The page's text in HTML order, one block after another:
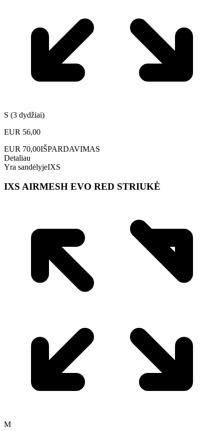
S (3 dydžiai)
EUR 56,00
EUR 70,00IŠPARDAVIMAS
Detaliau
Yra sandėlyjeIXS
IXS AIRMESH EVO RED STRIUKĖ
M